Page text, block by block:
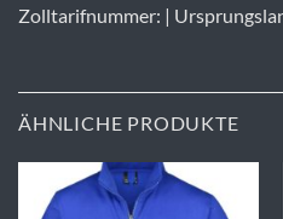
Zolltarifnummer: |
ÄHNLICHE PRODUKTE